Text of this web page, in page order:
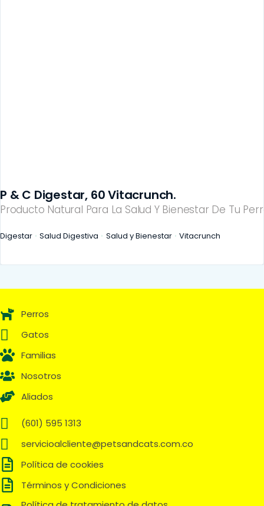
Producto Natural Para La Salud Y Bienestar De Tu
P & C Digestar, 60 Vitacrunch.
Digestar Salud Digestiva Salud y Bienestar Vitacrunch
Perros
Gatos
Familias
Nosotros
Aliados
(601) 595 1313
servicioalcliente@petsandcats.com.co
Política de cookies
Términos y Condiciones